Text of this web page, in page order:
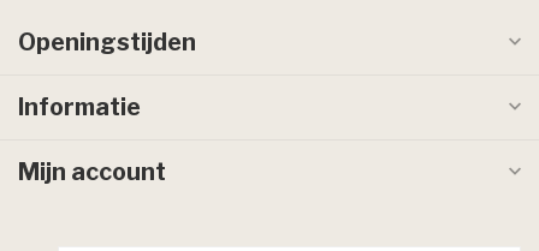
Openingstijden
Informatie
Mijn account